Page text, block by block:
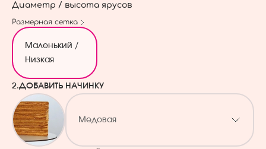
Диаметр / высота ярусов
Размерная сетка
Маленький /
Низкая
2.ДОБАВИТЬ НАЧИНКУ
Медовая